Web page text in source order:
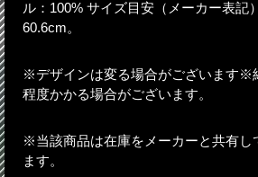
ル：100% サイズ目安（メーカー表記
60.6cm。
※デザインは変る場合がございます※
程度かかる場合がございます。
※当該商品は在庫をメーカーと共有し
ます。